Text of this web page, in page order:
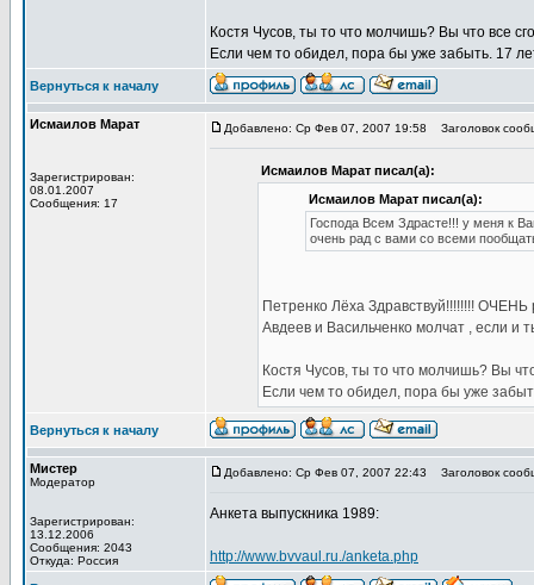
Костя Чусов, ты то что молчишь? Вы что все
Если чем то обидел, пора бы уже забыть. 17
Вернуться к началу
Исмаилов Марат
Зарегистрирован:
08.01.2007
Сообщения: 17
Добавлено: Ср Фев 07, 2007 19:58 Заголовок
Исмаилов Марат писал(а):
Исмаилов Марат писал(а):
Господа Всем Здрасте!!! у меня к
очень рад с вами со всеми
Петренко Лёха Здравствуй!!!!!!!!
Авдеев и Васильченко молчат , если и
Костя Чусов, ты то что молчишь? Вы
Если чем то обидел, пора бы уже
Вернуться к началу
Мистер
Модератор
Зарегистрирован:
13.12.2006
Сообщения: 2043
Откуда: Россия
Добавлено: Ср Фев 07, 2007 22:43 Заголовок
Анкета выпускника 1989:
http://www.bvvaul.ru./anketa.php